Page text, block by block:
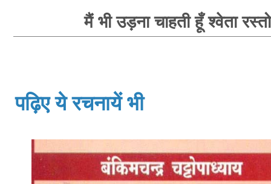
मैं भी उड़ना चाहती हूँ श्वेता
पढ़िए ये रचनायें भी